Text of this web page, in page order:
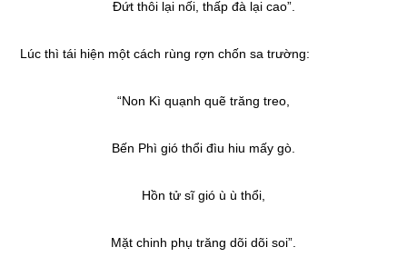
Đứt thôi lại nối, thấp đà lại cao”.
Lúc thì tái hiện một cách rùng rợn chốn sa trường:
“Non Kì quạnh quẽ trăng treo,
Bến Phì gió thổi đìu hiu mấy gò.
Hồn tử sĩ gió ù ù thổi,
Mặt chinh phụ trăng dõi dõi soi”.